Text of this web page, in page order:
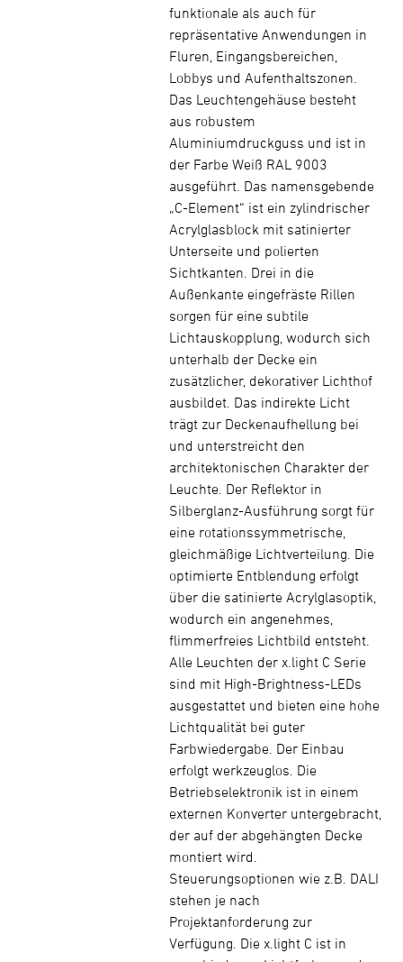
funktionale als auch für
repräsentative Anwendungen in
Fluren, Eingangsbereichen,
Lobbys und Aufenthaltszonen.
Das Leuchtengehäuse besteht
aus robustem
Aluminiumdruckguss und ist in
der Farbe Weiß RAL 9003
ausgeführt. Das namensgebende
„C-Element“ ist ein zylindrischer
Acrylglasblock mit satinierter
Unterseite und polierten
Sichtkanten. Drei in die
Außenkante eingefräste Rillen
sorgen für eine subtile
Lichtauskopplung, wodurch sich
unterhalb der Decke ein
zusätzlicher, dekorativer Lichthof
ausbildet. Das indirekte Licht
trägt zur Deckenaufhellung bei
und unterstreicht den
architektonischen Charakter der
Leuchte. Der Reflektor in
Silberglanz-Ausführung sorgt für
eine rotationssymmetrische,
gleichmäßige Lichtverteilung. Die
optimierte Entblendung erfolgt
über die satinierte Acrylglasoptik,
wodurch ein angenehmes,
flimmerfreies Lichtbild entsteht.
Alle Leuchten der x.light C Serie
sind mit High-Brightness-LEDs
ausgestattet und bieten eine hohe
Lichtqualität bei guter
Farbwiedergabe. Der Einbau
erfolgt werkzeuglos. Die
Betriebselektronik ist in einem
externen Konverter untergebracht,
der auf der abgehängten Decke
montiert wird.
Steuerungsoptionen wie z.B. DALI
stehen je nach
Projektanforderung zur
Verfügung. Die x.light C ist in